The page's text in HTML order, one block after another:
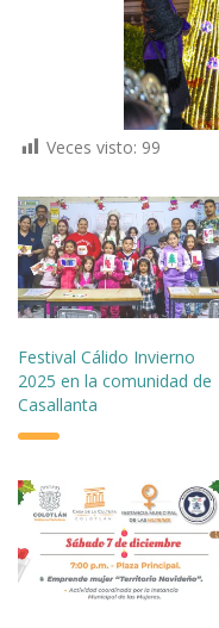
Veces visto: 99
Festival Cálido Invierno
2025 en la comunidad de
Casallanta